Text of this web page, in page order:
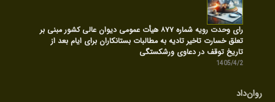
رای وحدت رویه شماره ۸۷۷ هیأت عمومی دیوان عالی کشور مبنی بر
تعلق خسارت تاخیر تادیه به مطالبات بستانکاران برای ایام بعد از
تاریخ توقف در دعاوی ورشکستگی
1405/4/2
روان‌داد